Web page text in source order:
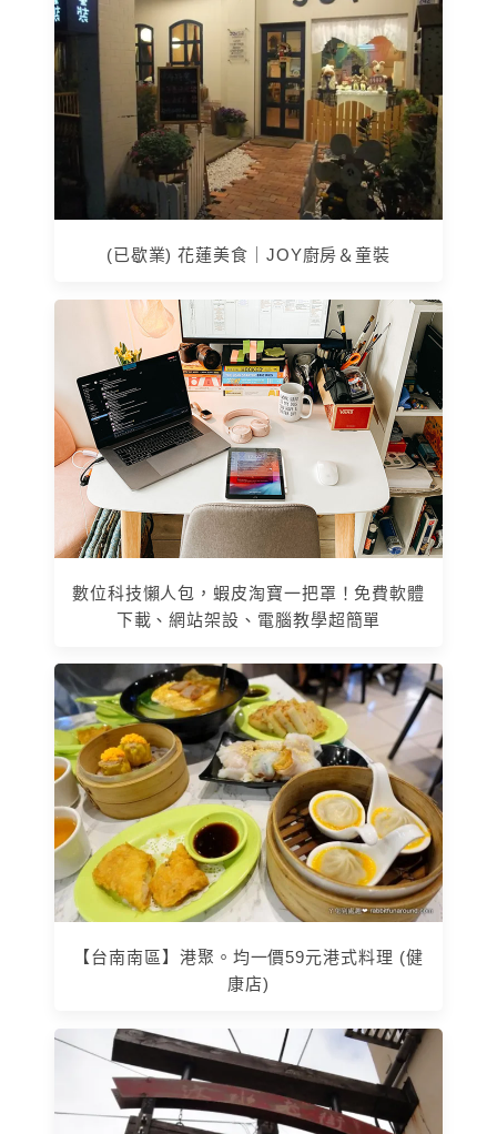
(已歇業) 花蓮美食｜JOY廚房＆童裝
數位科技懶人包，蝦皮淘寶一把罩！免費軟體
下載、網站架設、電腦教學超簡單
【台南南區】港聚。均一價59元港式料理 (健
康店)